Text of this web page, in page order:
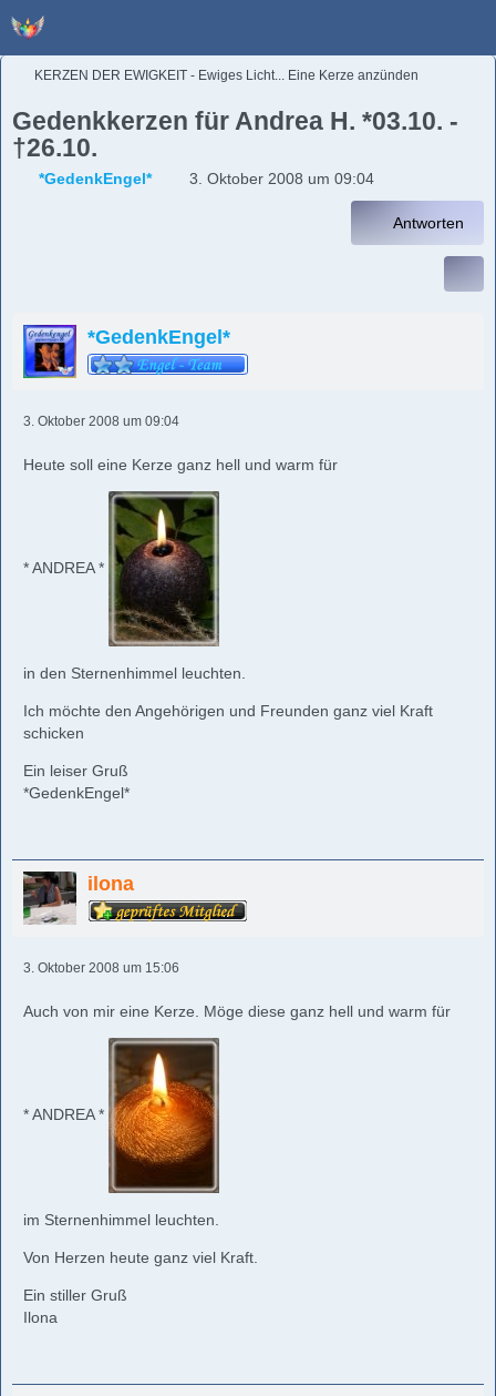
KERZEN DER EWIGKEIT - Ewiges Licht... Eine Kerze anzünden
Gedenkkerzen für Andrea H. *03.10. -
†26.10.
*GedenkEngel* 3. Oktober 2008 um 09:04
Antworten
*GedenkEngel*
3. Oktober 2008 um 09:04
Heute soll eine Kerze ganz hell und warm für
* ANDREA *
in den Sternenhimmel leuchten.
Ich möchte den Angehörigen und Freunden ganz viel Kraft
schicken
Ein leiser Gruß
*GedenkEngel*
ilona
3. Oktober 2008 um 15:06
Auch von mir eine Kerze. Möge diese ganz hell und warm für
* ANDREA *
im Sternenhimmel leuchten.
Von Herzen heute ganz viel Kraft.
Ein stiller Gruß
Ilona